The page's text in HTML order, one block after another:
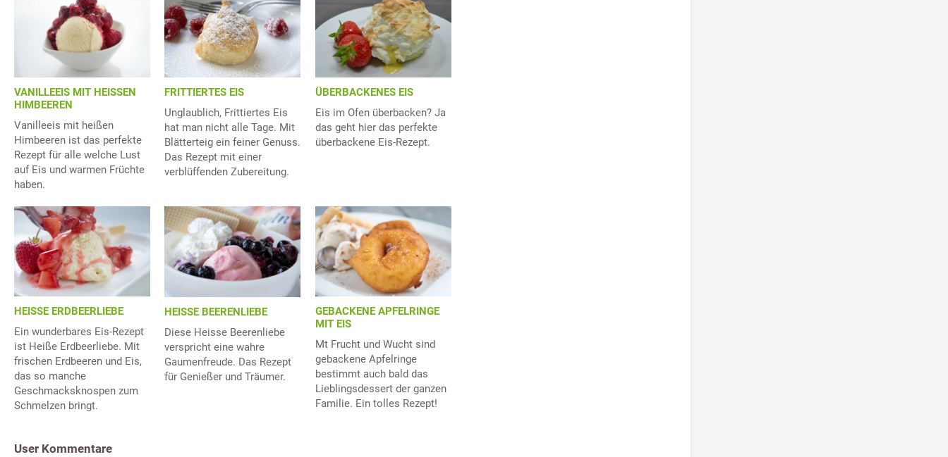
VANILLEEIS MIT HEISSEN
HIMBEEREN
Vanilleeis mit heißen
Himbeeren ist das perfekte
Rezept für alle welche Lust
auf Eis und warmen Früchte
haben.
FRITTIERTES EIS
Unglaublich, Frittiertes Eis
hat man nicht alle Tage. Mit
Blätterteig ein feiner Genuss.
Das Rezept mit einer
verblüffenden Zubereitung.
ÜBERBACKENES EIS
Eis im Ofen überbacken? Ja
das geht hier das perfekte
überbackene Eis-Rezept.
HEISSE ERDBEERLIEBE
Ein wunderbares Eis-Rezept
ist Heiße Erdbeerliebe. Mit
frischen Erdbeeren und Eis,
das so manche
Geschmacksknospen zum
Schmelzen bringt.
HEISSE BEERENLIEBE
Diese Heisse Beerenliebe
verspricht eine wahre
Gaumenfreude. Das Rezept
für Genießer und Träumer.
GEBACKENE APFELRINGE
MIT EIS
Mt Frucht und Wucht sind
gebackene Apfelringe
bestimmt auch bald das
Lieblingsdessert der ganzen
Familie. Ein tolles Rezept!
User Kommentare